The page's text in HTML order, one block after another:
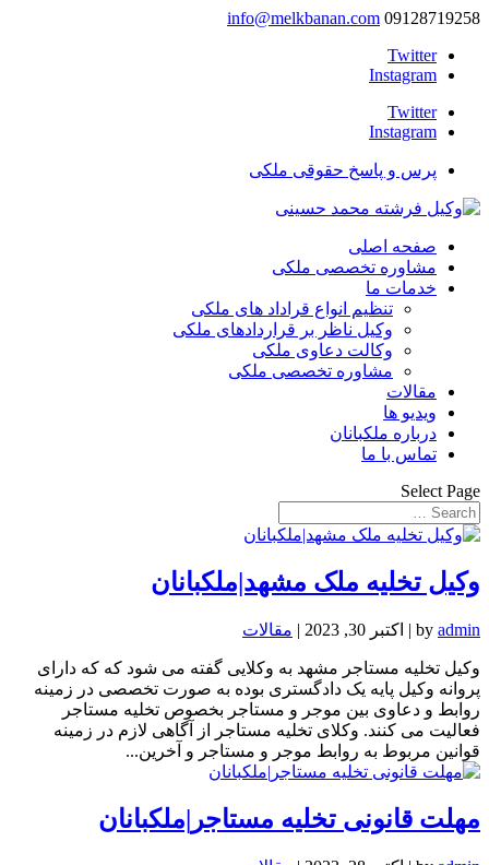
09128719258
info@melkbanan.com
Twitter
Instagram
Twitter
Instagram
پرس و پاسخ حقوقی ملکی
صفحه اصلی
مشاوره تخصصی ملکی
خدمات ما
تنظیم انواع قراداد های ملکی
وکیل ناظر بر قراردادهای ملکی
وکالت دعاوی ملکی
مشاوره تخصصی ملکی
مقالات
ویدیو ها
درباره ملکبانان
تماس با ما
Select Page
وکیل تخلیه ملک مشهد|ملکبانان
by admin
| اکتبر 30, 2023 | مقالات
وکیل تخلیه مستاجر مشهد به وکلایی گفته می شود که که دارای
پروانه وکیل پایه یک دادگستری بوده به صورت تخصصی در زمینه
روابط و دعاوی بین موجر و مستاجر بخصوص تخلیه مستاجر
فعالیت می کنند. وکلای تخلیه مستاجر از آگاهی لازم در زمینه
قوانین مربوط به روابط موجر و مستاجر و آخرین...
مهلت قانونی تخلیه مستاجر|ملکبانان